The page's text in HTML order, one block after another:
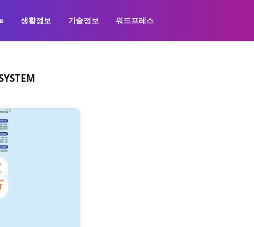
생활정보 기술정보 워드프레스